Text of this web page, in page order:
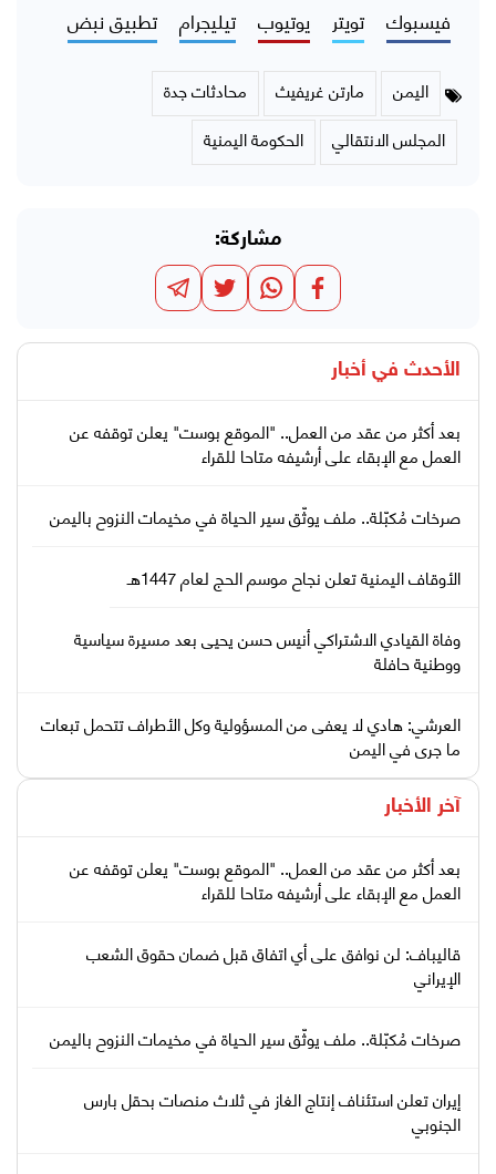
فيسبوك تويتر يوتيوب تيليجرام تطبيق نبض
اليمن مارتن غريفيث
محادثات جدة
المجلس الانتقالي
الحكومة اليمنية
مشاركة:
الأحدث في أخبار
بعد أكثر من عقد من العمل.. "الموقع بوست" يعلن توقفه عن
العمل مع الإبقاء على أرشيفه متاحا للقراء
صرخات مُكبّلة.. ملف يوثّق سير الحياة في مخيمات النزوح باليمن
الأوقاف اليمنية تعلن نجاح موسم الحج لعام 1447هـ
وفاة القيادي الاشتراكي أنيس حسن يحيى بعد مسيرة سياسية
ووطنية حافلة
العرشي: هادي لا يعفى من المسؤولية وكل الأطراف تتحمل تبعات
ما جرى في اليمن
آخر الأخبار
بعد أكثر من عقد من العمل.. "الموقع بوست" يعلن توقفه عن
العمل مع الإبقاء على أرشيفه متاحا للقراء
قاليباف: لن نوافق على أي اتفاق قبل ضمان حقوق الشعب
الإيراني
صرخات مُكبّلة.. ملف يوثّق سير الحياة في مخيمات النزوح باليمن
إيران تعلن استئناف إنتاج الغاز في ثلاث منصات بحقل بارس
الجنوبي